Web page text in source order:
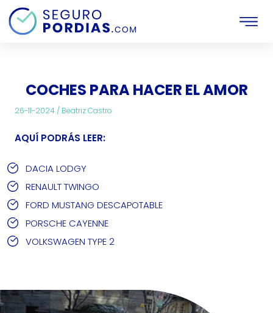
Inicio Motor Articulos
COCHES PARA HACER EL AMOR
26-11-2024 / Beatriz Castro
AQUÍ PODRÁS LEER:
DACIA LODGY
RENAULT TWINGO
FORD MUSTANG DESCAPOTABLE
PORSCHE CAYENNE
VOLKSWAGEN TYPE 2